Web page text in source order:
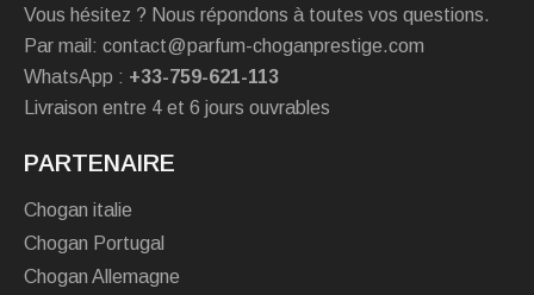
Vous hésitez ? Nous répondons à toutes vos questions.
Par mail: contact@parfum-choganprestige.com
WhatsApp : +33-759-621-113
Livraison entre 4 et 6 jours ouvrables
PARTENAIRE
Chogan italie
Chogan Portugal
Chogan Allemagne